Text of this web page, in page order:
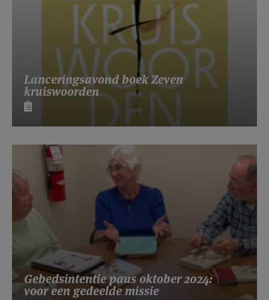
Lanceringsavond boek Zeven
kruiswoorden
Gebedsintentie paus oktober 2024:
voor een gedeelde missie